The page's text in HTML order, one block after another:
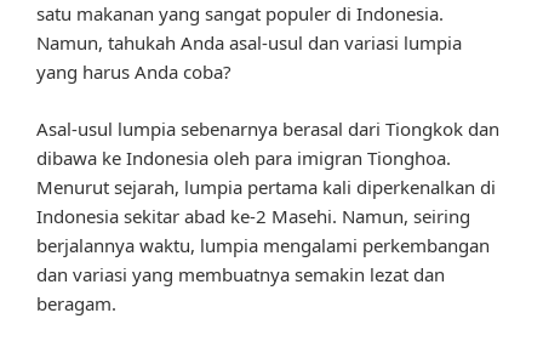
satu makanan yang sangat populer di Indonesia.
Namun, tahukah Anda asal-usul dan variasi lumpia
yang harus Anda coba?
Asal-usul lumpia sebenarnya berasal dari Tiongkok dan
dibawa ke Indonesia oleh para imigran Tionghoa.
Menurut sejarah, lumpia pertama kali diperkenalkan di
Indonesia sekitar abad ke-2 Masehi. Namun, seiring
berjalannya waktu, lumpia mengalami perkembangan
dan variasi yang membuatnya semakin lezat dan
beragam.